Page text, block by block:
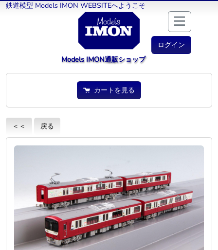
鉄道模型 Models IMON WEBSITEへようこそ
ログイン
Models IMON通販ショップ
カートを見る
＜＜ 戻る